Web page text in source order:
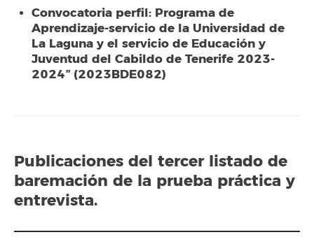
Convocatoria perfil: Programa de
Aprendizaje-servicio de la Universidad de
La Laguna y el servicio de Educación y
Juventud del Cabildo de Tenerife 2023-
2024″ (2023BDE082)
Publicaciones del tercer listado de
baremación de la prueba práctica y
entrevista.